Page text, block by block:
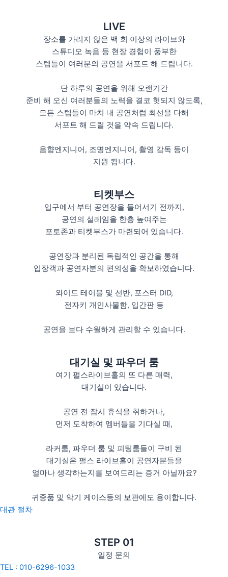
LIVE
장소를 가리지 않은 백 회 이상의 라이브와
스튜디오 녹음 등 현장 경험이 풍부한
스텝들이 여러분의 공연을 서포트 해 드립니다.
단 하루의 공연을 위해 오랜기간
준비 해 오신 여러분들의 노력을 결코 헛되지 않도록,
모든 스텝들이 마치 내 공연처럼 최선을 다해
서포트 해 드릴 것을 약속 드립니다.
음향엔지니어, 조명엔지니어, 촬영 감독 등이
지원 됩니다.
티켓부스
입구에서 부터 공연장을 들어서기 전까지,
공연의 설레임을 한층 높여주는
포토존과 티켓부스가 마련되어 있습니다.
공연장과 분리된 독립적인 공간을 통해
입장객과 공연자분의 편의성을 확보하였습니다.
와이드 테이블 및 선반, 포스터 DID,
전자키 개인사물함, 입간판 등
공연을 보다 수월하게 관리할 수 있습니다.
대기실 및 파우더 룸
여기 펄스라이브홀의 또 다른 매력,
대기실이 있습니다.
공연 전 잠시 휴식을 취하거나,
먼저 도착하여 멤버들을 기다실 때,
라커룸, 파우더 룸 및 피팅룸들이 구비 된
대기실은 펄스 라이브홀이 공연자분들을
얼마나 생각하는지를 보여드리는 증거 아닐까요?
귀중품 및 악기 케이스등의 보관에도 용이합니다.
대관 절차
STEP 01
일정 문의
TEL : 010-6296-1033